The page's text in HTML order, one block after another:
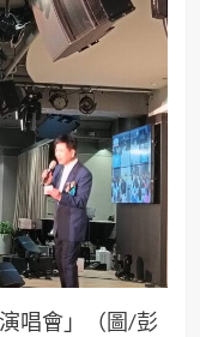
唱會」（圖/彭